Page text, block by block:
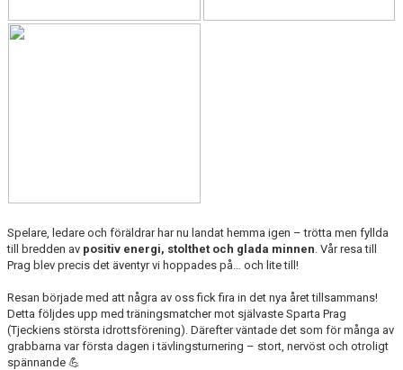
SPONSRING
Spelare, ledare och föräldrar har nu landat hemma igen – trötta men fyllda
till bredden av positiv energi, stolthet och glada minnen. Vår resa till
Prag blev precis det äventyr vi hoppades på… och lite till!
Resan började med att några av oss fick fira in det nya året tillsammans!
Detta följdes upp med träningsmatcher mot självaste Sparta Prag
(Tjeckiens största idrottsförening). Därefter väntade det som för många av
grabbarna var första dagen i tävlingsturnering – stort, nervöst och otroligt
spännande 💪